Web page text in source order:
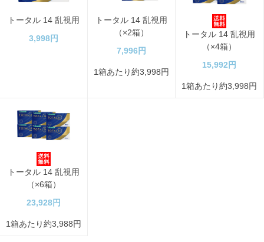
トータル 14 乱視用
3,998円
トータル 14 乱視用
（×2箱）
7,996円
1箱あたり約3,998円
トータル 14 乱視用
（×4箱）
15,992円
1箱あたり約3,998円
トータル 14 乱視用
（×6箱）
23,928円
1箱あたり約3,988円